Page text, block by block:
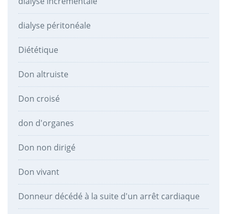
dialyse péritonéale
Diététique
Don altruiste
Don croisé
don d'organes
Don non dirigé
Don vivant
Donneur décédé à la suite d'un arrêt cardiaque